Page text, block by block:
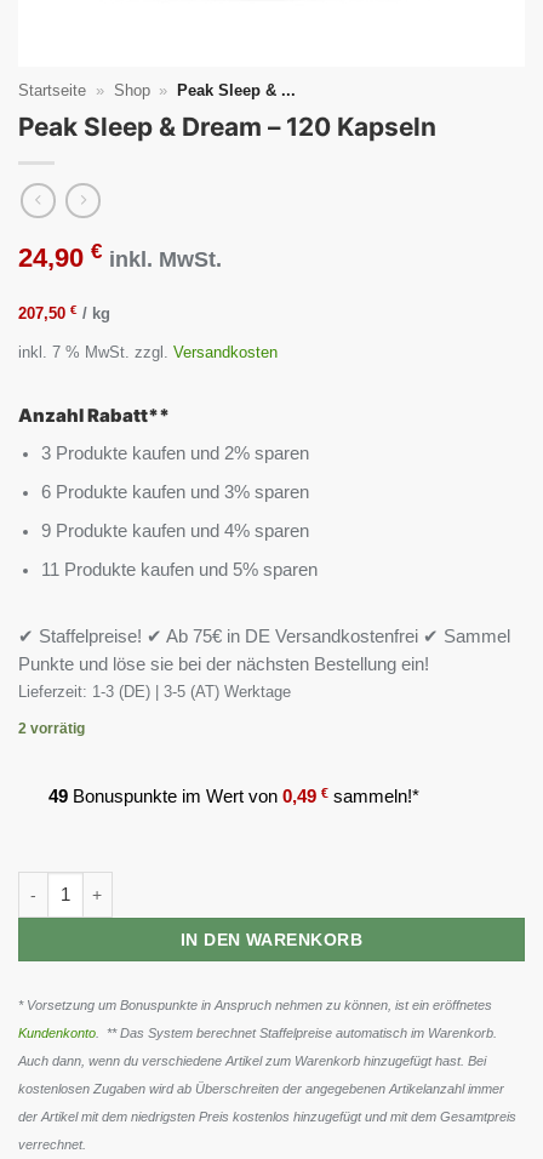
Startseite » Shop » Peak Sleep & ...
Peak Sleep & Dream – 120 Kapseln
24,90 € inkl. MwSt.
207,50 € / kg
inkl. 7 % MwSt. zzgl. Versandkosten
Anzahl Rabatt**
3 Produkte kaufen und 2% sparen
6 Produkte kaufen und 3% sparen
9 Produkte kaufen und 4% sparen
11 Produkte kaufen und 5% sparen
✔ Staffelpreise! ✔ Ab 75€ in DE Versandkostenfrei ✔ Sammel
Punkte und löse sie bei der nächsten Bestellung ein!
Lieferzeit: 1-3 (DE) | 3-5 (AT) Werktage
2 vorrätig
49 Bonuspunkte im Wert von 0,49 € sammeln!*
Peak Sleep & Dream - 120 Kapseln Menge
IN DEN WARENKORB
* Vorsetzung um Bonuspunkte in Anspruch nehmen zu können, ist ein eröffnetes
Kundenkonto . ** Das System berechnet Staffelpreise automatisch im Warenkorb.
Auch dann, wenn du verschiedene Artikel zum Warenkorb hinzugefügt hast. Bei
kostenlosen Zugaben wird ab Überschreiten der angegebenen Artikelanzahl immer
der Artikel mit dem niedrigsten Preis kostenlos hinzugefügt und mit dem Gesamtpreis
verrechnet.